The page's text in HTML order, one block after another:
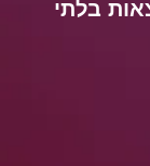
בלתי